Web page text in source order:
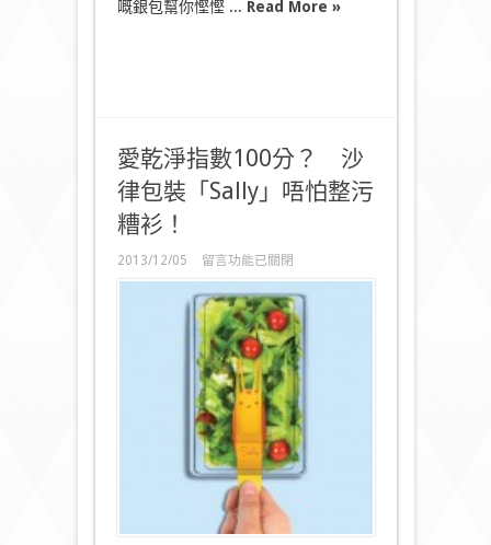
嘅銀包幫你慳慳 ... Read More »
愛乾淨指數100分？ 沙
律包裝「Sally」唔怕整污
糟衫！
2013/12/05
在
〈愛
乾
淨
指
數
100
分？
沙
律
包
裝
「Sally」
整
留言功能已關閉